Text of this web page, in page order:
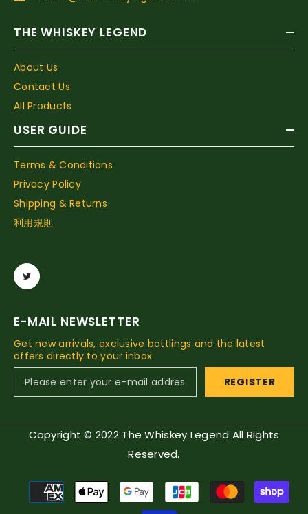
THE WHISKEY LEGEND
About Us
Contact Us
All Products
USER GUIDE
Terms & Conditions
Privacy Policy
Shipping & Returns
利用規則
E-MAIL NEWSLETTER
Get new arrivals, exclusive bottlings and the latest
offers directly to your inbox.
REGISTER
Copyright © 2022 The Whiskey Legend All Rights
Reserved.
Payment
methods